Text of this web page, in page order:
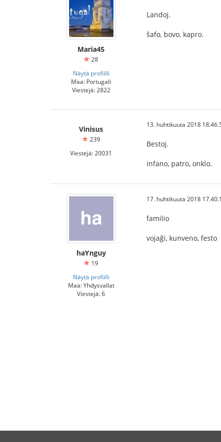
Maria45
28
Näytä profiilli
Maa: Portugali
Viestejä: 2822
Landoj.
ŝafo, bovo, kapro.
Vinisus
239
Viestejä: 20031
13. huhtikuuta 2018
Bestoj.
infano, patro, onklo.
haYnguy
19
Näytä profiilli
Maa: Yhdysvallat
Viestejä: 6
17. huhtikuuta 2018
familio
vojaĝi, kunveno, festo